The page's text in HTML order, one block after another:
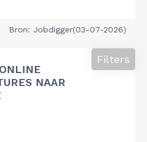
Bron: Jobdigger(03-07-2026)
NAAR
Filters